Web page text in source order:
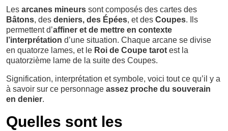
Les arcanes mineurs sont composés des cartes des
Bâtons, des deniers, des Épées, et des Coupes. Ils
permettent d’affiner et de mettre en contexte
l’interprétation d’une situation. Chaque arcane se divise
en quatorze lames, et le Roi de Coupe tarot est la
quatorzième lame de la suite des Coupes.
Signification, interprétation et symbole, voici tout ce qu’il y a
à savoir sur ce personnage assez proche du souverain
en denier.
Quelles sont les